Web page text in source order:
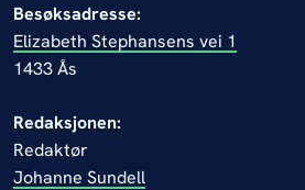
Besøksadresse:
Elizabeth Stephansens vei 1
1433 Ås
Redaksjonen:
Redaktør
Johanne Sundell